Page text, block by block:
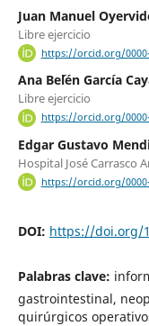
Juan Manuel
Libre ejercicio
https://orcid.org/0000-
Ana Be´lén García
Libre ejercicio
https://orcid.org/0000-
Edgar Gustavo
Hospital José Carrasco
https://orcid.org/0000-
DOI: https://doi.org/
Palabras clave:
gastrointestinal,
quirúrgicos